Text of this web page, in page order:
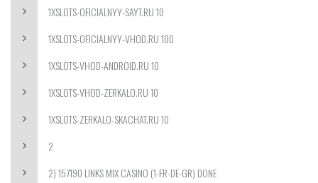
1XSLOTS-OFICIALNYY-SAYT.RU 10
1XSLOTS-OFICIALNYY-VHOD.RU 100
1XSLOTS-VHOD-ANDROID.RU 10
1XSLOTS-VHOD-ZERKALO.RU 10
1XSLOTS-ZERKALO-SKACHAT.RU 10
2
2) 157190 LINKS MIX CASINO (1-FR-DE-GR) DONE